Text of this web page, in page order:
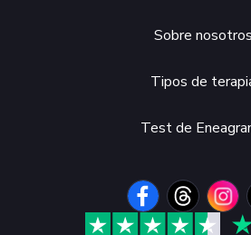
Sobre nosotros
Tipos de
Test de